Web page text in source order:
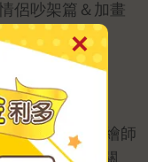
侶吵架篇＆加畫
雷夥伴X潛力繪師